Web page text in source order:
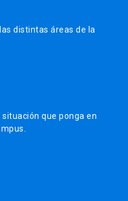
distintas áreas de la
que ponga en